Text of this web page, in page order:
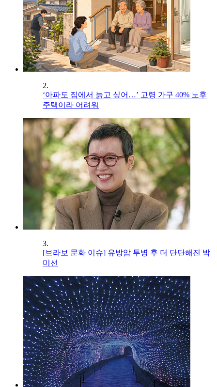
2.
‘아파도 집에서 늙고 싶어…’ 고령 가구 40% 노후
주택이라 어려워
3.
[브라보 문화 이슈] 유방암 투병 후 더 단단해진 박
미선